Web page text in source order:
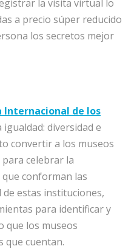
la visita virtual lo
a precio súper reducido
los secretos mejor
Internacional de los
diversidad e
convertir a los museos
celebrar la
conforman las
estas instituciones,
para identificar y
que los museos
que cuentan.